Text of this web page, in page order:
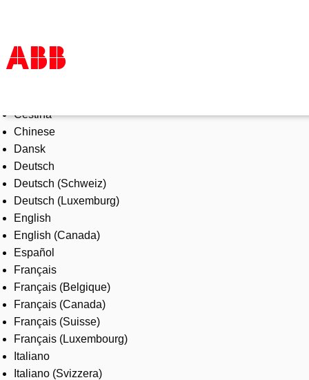
Products & Solutions
Industries
Services
About us
Where to buy
Contact us
Careers
Čeština
Chinese
Dansk
Deutsch
Deutsch (Schweiz)
Deutsch (Luxemburg)
English
English (Canada)
Español
Français
Français (Belgique)
Français (Canada)
Français (Suisse)
Français (Luxembourg)
Italiano
Italiano (Svizzera)